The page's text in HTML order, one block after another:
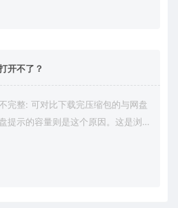
开不了？
完整: 可对比下载完压缩包的与网盘
提示的容量则是这个原因。这是浏